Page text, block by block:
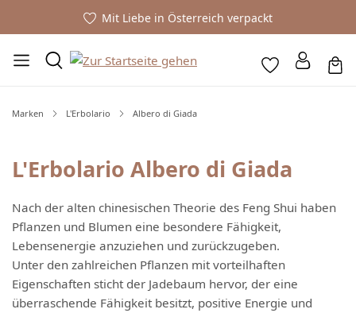
Mit Liebe in Österreich verpackt
Marken L'Erbolario Albero di Giada
L'Erbolario Albero di Giada
Nach der alten chinesischen Theorie des Feng Shui haben
Pflanzen und Blumen eine besondere Fähigkeit,
Lebensenergie anzuziehen und zurückzugeben.
Unter den zahlreichen Pflanzen mit vorteilhaften
Eigenschaften sticht der Jadebaum hervor, der eine
überraschende Fähigkeit besitzt, positive Energie und